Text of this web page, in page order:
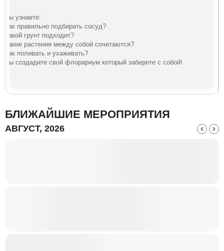
Вы узнаете:
Как правильно подбирать сосуд?
Какой грунт подходит?
Какие растения между собой сочетаются?
Как поливать и ухаживать?
Вы создадите свой флорариум который заберете с собой!
БЛИЖАЙШИЕ МЕРОПРИЯТИЯ
АВГУСТ, 2026